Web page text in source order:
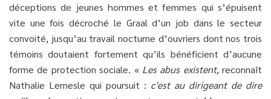
déceptions de jeunes hommes et femmes qui s’épuisent
vite une fois décroché le Graal d’un job dans le secteur
convoité, jusqu’au travail nocturne d’ouvriers dont nos trois
témoins doutaient fortement qu’ils bénéficient d’aucune
forme de protection sociale. « Les abus existent,reconnaît
Nathalie Lemesle qui poursuit : c'est au dirigeant de dire